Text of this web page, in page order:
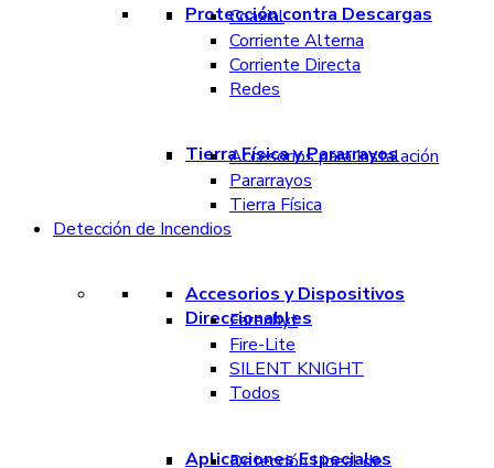
Protección contra Descargas
Coaxial
Corriente Alterna
Corriente Directa
Redes
Tierra Física y Pararrayos
Accesorios para Instalación
Pararrayos
Tierra Física
Detección de Incendios
Accesorios y Dispositivos
Direccionables
Farenhyt
Fire-Lite
SILENT KNIGHT
Todos
Aplicaciones Especiales
Detección Lineal de